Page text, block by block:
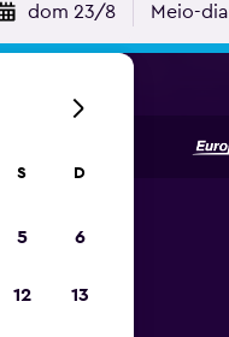
dom 23/8 Meio-dia
S D
5 6
12 13